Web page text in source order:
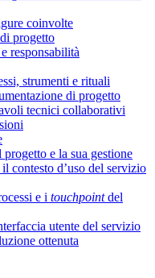
coinvolte
progetto
responsabilità
strumenti e rituali
di progetto
tecnici collaborativi
e la sua gestione
contesto d’uso del servizio
e i touchpointdel
utente del servizio
ottenuta